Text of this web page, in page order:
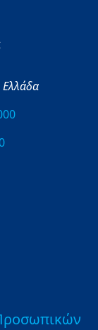
Ελλάδα